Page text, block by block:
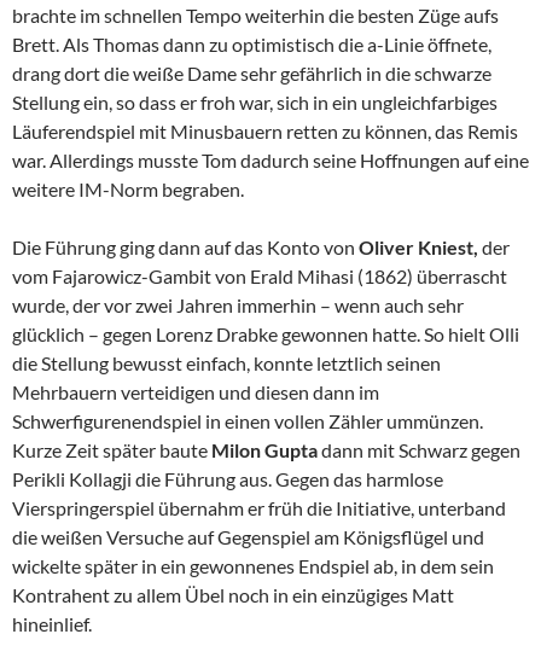
brachte im schnellen Tempo weiterhin die besten Züge aufs
Brett. Als Thomas dann zu optimistisch die a-Linie öffnete,
drang dort die weiße Dame sehr gefährlich in die schwarze
Stellung ein, so dass er froh war, sich in ein ungleichfarbiges
Läuferendspiel mit Minusbauern retten zu können, das Remis
war. Allerdings musste Tom dadurch seine Hoffnungen auf eine
weitere IM-Norm begraben.
Die Führung ging dann auf das Konto von Oliver Kniest, der
vom Fajarowicz-Gambit von Erald Mihasi (1862) überrascht
wurde, der vor zwei Jahren immerhin – wenn auch sehr
glücklich – gegen Lorenz Drabke gewonnen hatte. So hielt Olli
die Stellung bewusst einfach, konnte letztlich seinen
Mehrbauern verteidigen und diesen dann im
Schwerfigurenendspiel in einen vollen Zähler ummünzen.
Kurze Zeit später baute Milon Guptadann mit Schwarz gegen
Perikli Kollagji die Führung aus. Gegen das harmlose
Vierspringerspiel übernahm er früh die Initiative, unterband
die weißen Versuche auf Gegenspiel am Königsflügel und
wickelte später in ein gewonnenes Endspiel ab, in dem sein
Kontrahent zu allem Übel noch in ein einzügiges Matt
hineinlief.